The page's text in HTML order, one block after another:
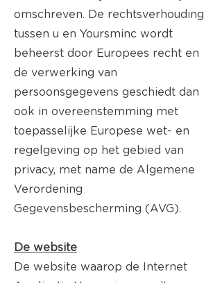
omschreven. De rechtsverhouding
tussen u en Yoursminc wordt
beheerst door Europees recht en
de verwerking van
persoonsgegevens geschiedt dan
ook in overeenstemming met
toepasselijke Europese wet- en
regelgeving op het gebied van
privacy, met name de Algemene
Verordening
Gegevensbescherming (AVG).
De website
De website waarop de Internet